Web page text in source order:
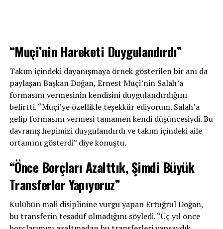
“Muçi’nin Hareketi Duygulandırdı”
Takım içindeki dayanışmaya örnek gösterilen bir anı da
paylaşan Başkan Doğan, Ernest Muçi’nin Salah’a
formasını vermesinin kendisini duygulandırdığını
belirtti. “Muçi’ye özellikle teşekkür ediyorum. Salah’a
gelip formasını vermesi tamamen kendi düşüncesiydi. Bu
davranış hepimizi duygulandırdı ve takım içindeki aile
ortamını gösterdi” diye konuştu.
“Önce Borçları Azalttık, Şimdi Büyük
Transferler Yapıyoruz”
Kulübün mali disiplinine vurgu yapan Ertuğrul Doğan,
bu transferin tesadüf olmadığını söyledi. “Üç yıl önce